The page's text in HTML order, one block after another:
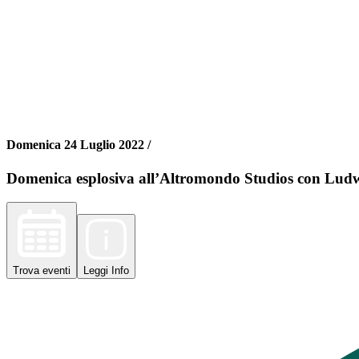
Domenica 24 Luglio 2022 /
Domenica esplosiva all’Altromondo Studios con
Trova eventi Leggi Info